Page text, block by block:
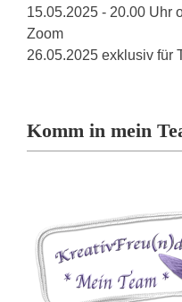
15.05.2025 - 20.00 Uhr
Zoom
26.05.2025 exklusiv für
Komm in mein